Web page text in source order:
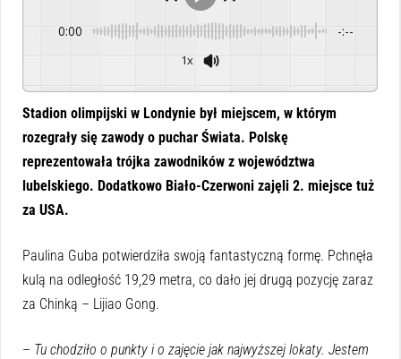
0:00 -:--
1x
Stadion olimpijski w Londynie był miejscem, w którym
rozegrały się zawody o puchar Świata. Polskę
reprezentowała trójka zawodników z województwa
lubelskiego. Dodatkowo Biało-Czerwoni zajęli 2. miejsce tuż
za USA.
Paulina Guba potwierdziła swoją fantastyczną formę. Pchnęła
kulą na odległość 19,29 metra, co dało jej drugą pozycję zaraz
za Chinką – Lijiao Gong.
– Tu chodziło o punkty i o zajęcie jak najwyższej lokaty. Jestem